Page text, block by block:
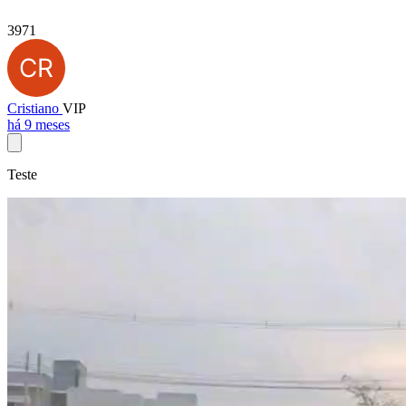
3971
Cristiano VIP
há 9 meses
Teste